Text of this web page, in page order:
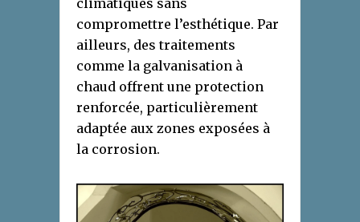
climatiques sans
compromettre l’esthétique. Par
ailleurs, des traitements
comme la galvanisation à
chaud offrent une protection
renforcée, particulièrement
adaptée aux zones exposées à
la corrosion.